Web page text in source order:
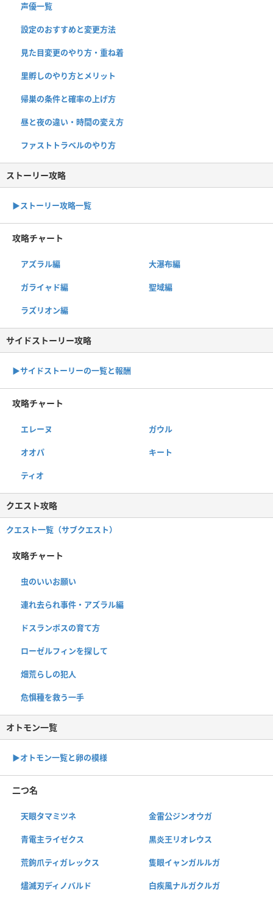
声優一覧
設定のおすすめと変更方法
見た目変更のやり方・重ね着
里孵しのやり方とメリット
帰巣の条件と確率の上げ方
昼と夜の違い・時間の変え方
ファストトラベルのやり方
ストーリー攻略
▶︎ストーリー攻略一覧
攻略チャート
アズラル編 大瀑布編
ガライャド編 聖域編
ラズリオン編
サイドストーリー攻略
▶サイドストーリーの一覧と報酬
攻略チャート
エレーヌ ガウル
オオパ キート
ティオ
クエスト攻略
クエスト一覧（サブクエスト）
攻略チャート
虫のいいお願い
連れ去られ事件・アズラル編
ドスランポスの育て方
ローゼルフィンを探して
畑荒らしの犯人
危惧種を救う一手
オトモン一覧
▶︎オトモン一覧と卵の模様
二つ名
天眼タマミツネ 金雷公ジンオウガ
青電主ライゼクス 黒炎王リオレウス
荒鉤爪ティガレックス 隻眼イャンガルルガ
燼滅刃ディノバルド 白疾風ナルガクルガ